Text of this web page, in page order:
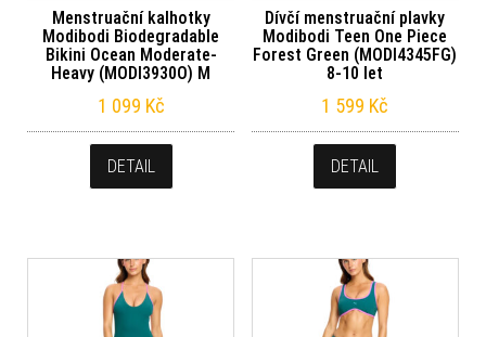
Menstruační kalhotky
Modibodi Biodegradable
Bikini Ocean Moderate-
Heavy (MODI3930O) M
1 099 Kč
DETAIL
Dívčí menstruační plavky
Modibodi Teen One Piece
Forest Green (MODI4345FG)
8-10 let
1 599 Kč
DETAIL